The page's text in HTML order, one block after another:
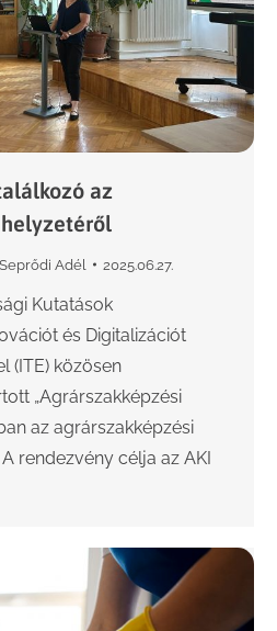
az
Seprődi Adél 2025.06.27.
Kutatások
és Digitalizációt
(ITE) közösen
„Agrárszakképzési
az agrárszakképzési
rendezvény célja az AKI